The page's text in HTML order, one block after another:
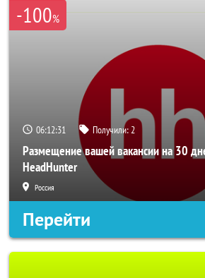
-100%
06:12:29 Получили:2
Размещение вашей вакансии на 30
HeadHunter
Россия
Перейти